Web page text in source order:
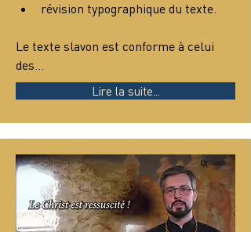
révision typographique du texte.
Le texte slavon est conforme à celui
des…
Lire la suite...